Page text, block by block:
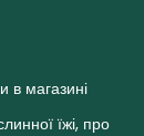
в магазині
їжі, про